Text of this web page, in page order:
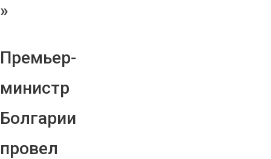
»
Премьер-
министр
Болгарии
провел